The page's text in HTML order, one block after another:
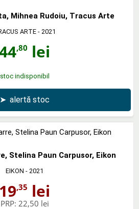
Mihnea Rudoiu, Tracus Arte
ARTE- 2021
,80 lei
stoc indisponibil
➤ alertă stoc
Stelina Paun Carpusor, Eikon
EIKON - 2021
19,35 lei
PRP: 22,50 lei